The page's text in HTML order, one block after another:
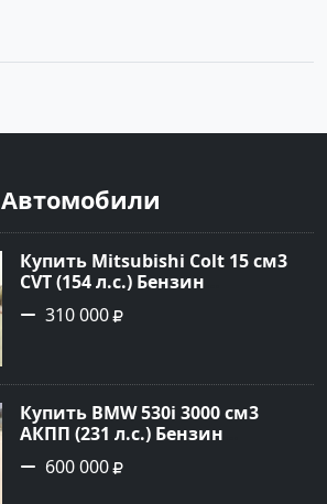
Автомобили
Купить Mitsubishi Colt 15 см3
CVT (154 л.с.) Бензин
турбонаддув в Краснодар:
цвет Чёрный металик Хетчбэк
сайте Авторынок23
310 000
Купить BMW 530i 3000 см3
АКПП (231 л.с.) Бензин
инжектор в Новороссийск:
цвет серый Седан 2004 года по
600 000